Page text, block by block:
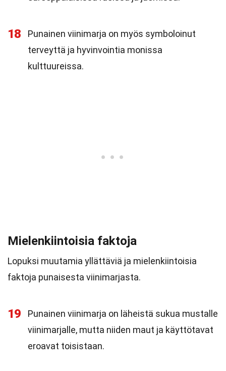
18
Punainen viinimarja on myös symboloinut
terveyttä ja hyvinvointia monissa
kulttuureissa.
Mielenkiintoisia faktoja
Lopuksi muutamia yllättäviä ja mielenkiintoisia
faktoja punaisesta viinimarjasta.
19
Punainen viinimarja on läheistä sukua mustalle
viinimarjalle, mutta niiden maut ja käyttötavat
eroavat toisistaan.